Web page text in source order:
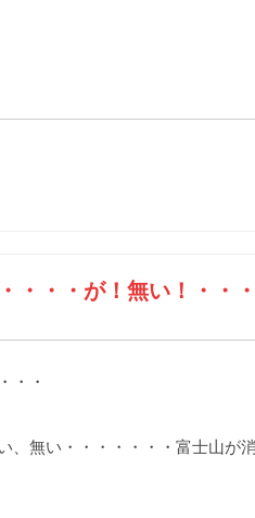
・・・が！無い！・・
・・
・・富士山が消